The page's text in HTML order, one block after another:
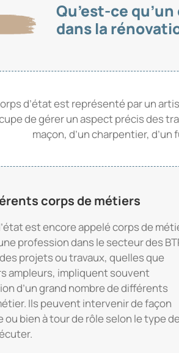
Qu’est-ce
dans la
d’état est représenté par un
de gérer un aspect précis des
maçon, d’un charpentier,
corps de métiers
est encore appelé corps de
profession dans le secteur des
projets ou travaux, quelles que
ampleurs, impliquent souvent
d’un grand nombre de différents
Ils peuvent intervenir de façon
ou bien à tour de rôle selon le type